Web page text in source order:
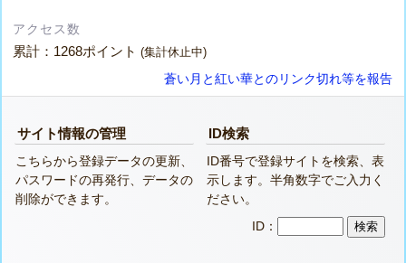
アクセス数
累計：1268ポイント(集計休止中)
蒼い月と紅い華とのリンク切れ等を報告
サイト情報の管理
こちらから登録データの更新、
パスワードの再発行、データの
削除ができます。
ID検索
ID番号で登録サイトを検索、表
示します。半角数字でご入力く
ださい。
ID：